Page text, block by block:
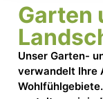
Garten
Unser Garten-
verwandelt Ihre